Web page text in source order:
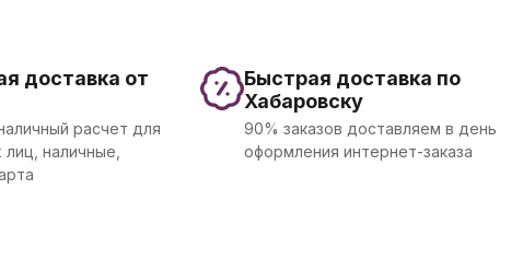
доставка от
расчет для
наличные,
Быстрая доставка по
Хабаровску
90% заказов доставляем в день
оформления интернет-заказа